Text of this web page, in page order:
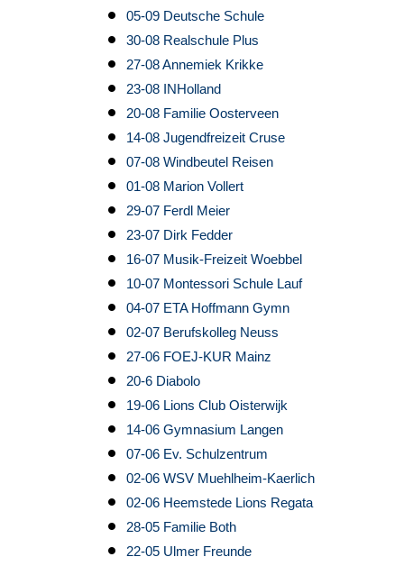
05-09 Deutsche Schule
30-08 Realschule Plus
27-08 Annemiek Krikke
23-08 INHolland
20-08 Familie Oosterveen
14-08 Jugendfreizeit Cruse
07-08 Windbeutel Reisen
01-08 Marion Vollert
29-07 Ferdl Meier
23-07 Dirk Fedder
16-07 Musik-Freizeit Woebbel
10-07 Montessori Schule Lauf
04-07 ETA Hoffmann Gymn
02-07 Berufskolleg Neuss
27-06 FOEJ-KUR Mainz
20-6 Diabolo
19-06 Lions Club Oisterwijk
14-06 Gymnasium Langen
07-06 Ev. Schulzentrum
02-06 WSV Muehlheim-Kaerlich
02-06 Heemstede Lions Regata
28-05 Familie Both
22-05 Ulmer Freunde